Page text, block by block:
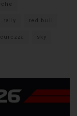
rally red bull
sky